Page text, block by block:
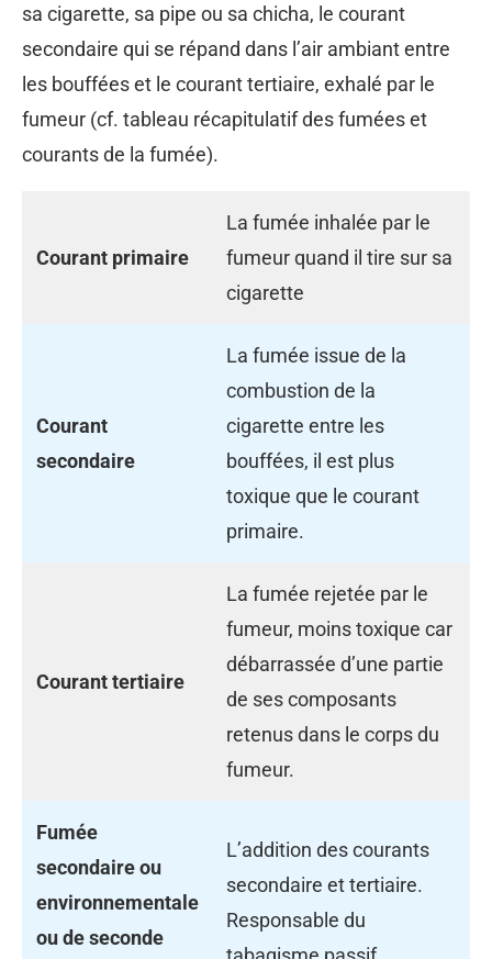
sa cigarette, sa pipe ou sa chicha, le courant
secondaire qui se répand dans l’air ambiant entre
les bouffées et le courant tertiaire, exhalé par le
fumeur (cf. tableau récapitulatif des fumées et
courants de la fumée).
Courant primaire
La fumée inhalée par le
fumeur quand il tire sur sa
cigarette
Courant
secondaire
La fumée issue de la
combustion de la
cigarette entre les
bouffées, il est plus
toxique que le courant
primaire.
Courant tertiaire
La fumée rejetée par le
fumeur, moins toxique car
débarrassée d’une partie
de ses composants
retenus dans le corps du
fumeur.
Fumée
secondaire ou
environnementale
ou de seconde
L’addition des courants
secondaire et tertiaire.
Responsable du